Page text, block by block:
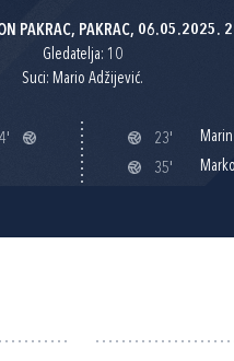
PAKRAC, PAKRAC, 06.05.2025.
Gledatelja: 10
Suci: Mario Adžijević.
4' 23'
35'